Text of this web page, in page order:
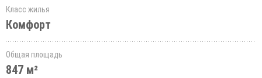
Класс жилья
Комфорт
Общая площадь
847 м²